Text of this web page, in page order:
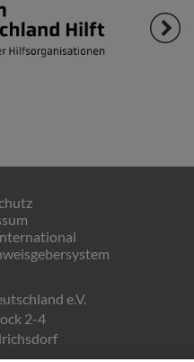
e.V.
2-4